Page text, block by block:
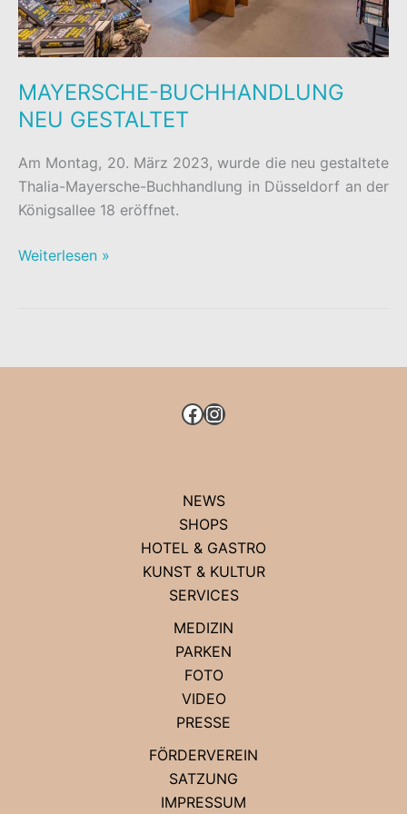
MAYERSCHE-BUCHHANDLUNG
NEU GESTALTET
Am Montag, 20. März 2023, wurde die neu gestaltete
Thalia-Mayersche-Buchhandlung in Düsseldorf an der
Königsallee 18 eröffnet.
MAYERSCHE-
Weiterlesen »
FACEBOOK
INSTAGRAM
NEWS
SHOPS
HOTEL & GASTRO
KUNST & KULTUR
SERVICES
MEDIZIN
PARKEN
FOTO
VIDEO
PRESSE
FÖRDERVEREIN
SATZUNG
IMPRESSUM